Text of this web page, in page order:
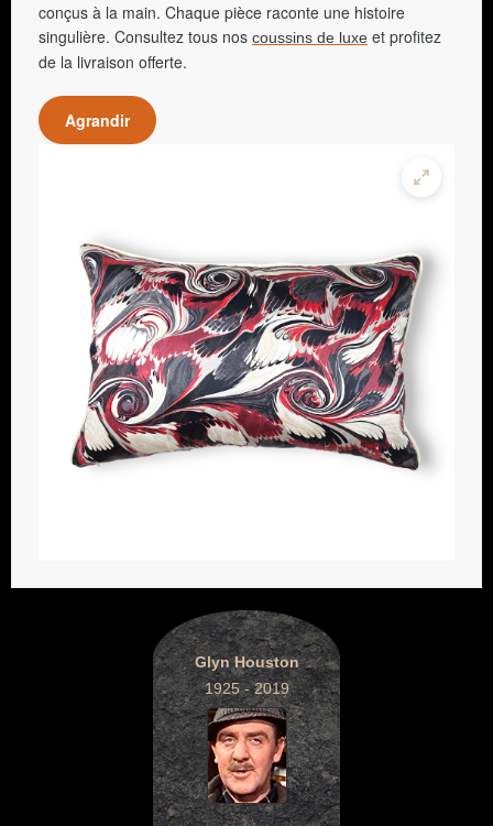
conçus à la main. Chaque pièce raconte une histoire
singulière. Consultez tous nos coussins de luxe et profitez
de la livraison offerte.
Agrandir
Glyn Houston
1925 - 2019